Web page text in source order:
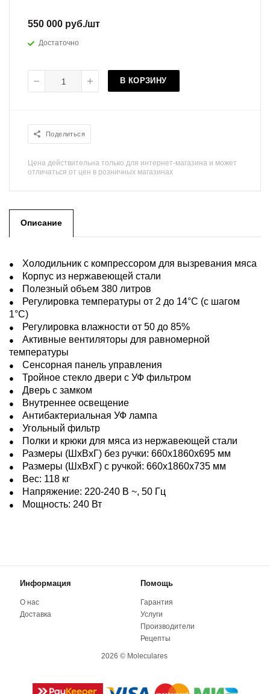
550 000 руб./шт
Достаточно
В КОРЗИНУ
Поделиться
Цена действительна только для интернет-магазина и может
отличаться от цен в розничных магазинах
Описание
Холодильник с компрессором для вызревания мяса
Корпус из нержавеющей стали
Полезный объем 380 литров
Регулировка температуры от 2 до 14°C (с шагом
1°C)
Регулировка влажности от 50 до 85%
Активные вентиляторы для равномерной
температуры
Сенсорная панель управления
Тройное стекло двери с УФ фильтром
Дверь с замком
Внутреннее освещение
Антибактериальная УФ лампа
Угольный фильтр
Полки и крюки для мяса из нержавеющей стали
Размеры (ШxВxГ) без ручки: 660x1860x695 мм
Размеры (ШxВxГ) с ручкой: 660x1860x735 мм
Вес: 118 кг
Напряжение: 220-240 В ~, 50 Гц
Мощность: 240 Вт
Информация Помощь
О нас
Доставка
Гарантия
Услуги
Производители
Рецепты
2026 © Moleculares